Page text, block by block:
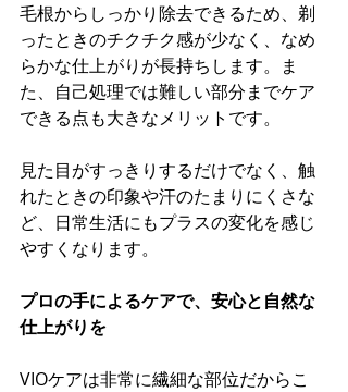
毛根からしっかり除去できるため、剃
ったときのチクチク感が少なく、なめ
らかな仕上がりが長持ちします。ま
た、自己処理では難しい部分までケア
できる点も大きなメリットです。
見た目がすっきりするだけでなく、触
れたときの印象や汗のたまりにくさな
ど、日常生活にもプラスの変化を感じ
やすくなります。
プロの手によるケアで、安心と自然な
仕上がりを
VIOケアは非常に繊細な部位だからこ